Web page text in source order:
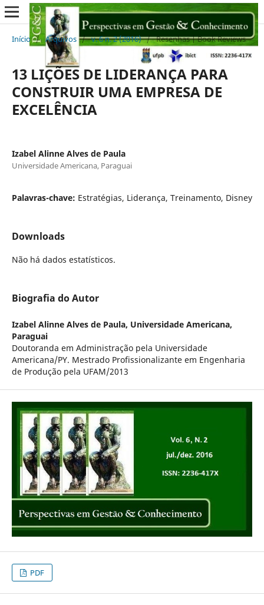
Início / Arquivos / v. 6 n. 2 (2016) / Resenhas | Book Reviews
13 LIÇÕES DE LIDERANÇA PARA
CONSTRUIR UMA EMPRESA DE
EXCELÊNCIA
Izabel Alinne Alves de Paula
Universidade Americana, Paraguai
Palavras-chave: Estratégias, Liderança, Treinamento, Disney
Downloads
Não há dados estatísticos.
Biografia do Autor
Izabel Alinne Alves de Paula, Universidade Americana,
Paraguai
Doutoranda em Administração pela Universidade
Americana/PY. Mestrado Profissionalizante em Engenharia
de Produção pela UFAM/2013
PDF